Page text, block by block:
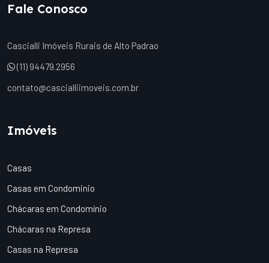
Fale Conosco
Cascialli Imóveis Rurais de Alto Padrao
(11) 94479.2956
contato@cascialliimoveis.com.br
Imóveis
Casas
Casas em Condominio
Chácaras em Condomínio
Chácaras na Represa
Casas na Represa